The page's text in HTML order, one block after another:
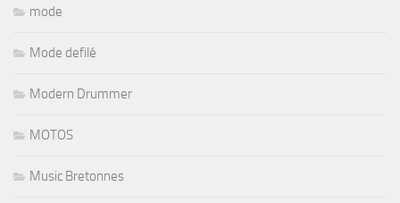
mode
Mode defilé
Modern Drummer
MOTOS
Music Bretonnes